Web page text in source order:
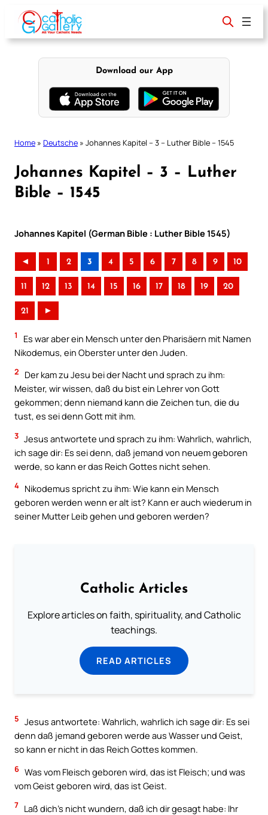
content
Download our App
Home » Deutsche » Johannes Kapitel – 3 – Luther Bible – 1545
Johannes Kapitel – 3 – Luther
Bible – 1545
Johannes Kapitel (German Bible : Luther Bible 1545)
◄ 1 2 3 4 5 6 7 8 9 10
11 12 13 14 15 16 17 18 19 20
21 ►
1
Es war aber ein Mensch unter den Pharisäern mit Namen
Nikodemus, ein Oberster unter den Juden.
2
Der kam zu Jesu bei der Nacht und sprach zu ihm:
Meister, wir wissen, daß du bist ein Lehrer von Gott
gekommen; denn niemand kann die Zeichen tun, die du
tust, es sei denn Gott mit ihm.
3 Jesus antwortete und sprach zu ihm: Wahrlich, wahrlich,
ich sage dir: Es sei denn, daß jemand von neuem geboren
werde, so kann er das Reich Gottes nicht sehen.
4 Nikodemus spricht zu ihm: Wie kann ein Mensch
geboren werden wenn er alt ist? Kann er auch wiederum in
seiner Mutter Leib gehen und geboren werden?
Catholic Articles
Explore articles on faith, spirituality, and Catholic
teachings.
READ ARTICLES
5 Jesus antwortete: Wahrlich, wahrlich ich sage dir: Es sei
denn daß jemand geboren werde aus Wasser und Geist,
so kann er nicht in das Reich Gottes kommen.
6 Was vom Fleisch geboren wird, das ist Fleisch; und was
vom Geist geboren wird, das ist Geist.
7 Laß dich’s nicht wundern, daß ich dir gesagt habe: Ihr